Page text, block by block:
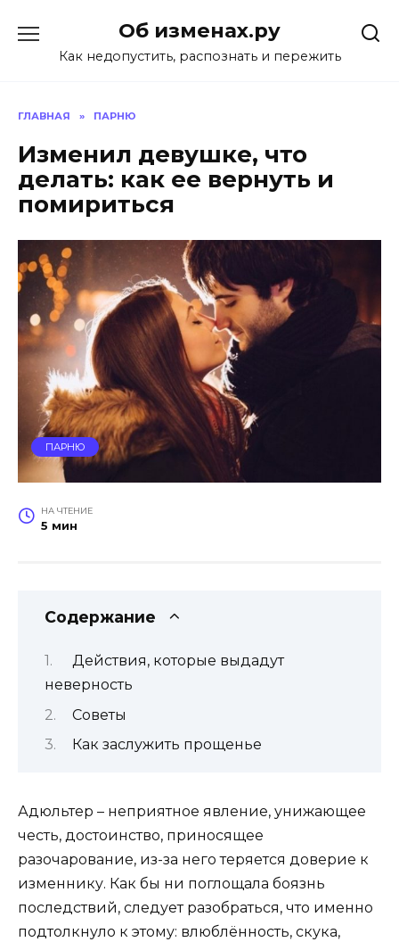
содержанию
Об изменах.ру
Как недопустить, распознать и пережить
ГЛАВНАЯ » ПАРНЮ
Изменил девушке, что
делать: как ее вернуть и
помириться
ПАРНЮ
НА ЧТЕНИЕ
5 мин
Содержание
Действия, которые выдадут
неверность
Советы
Как заслужить прощенье
Адюльтер – неприятное явление, унижающее
честь, достоинство, приносящее
разочарование, из-за него теряется доверие к
изменнику. Как бы ни поглощала боязнь
последствий, следует разобраться, что именно
подтолкнуло к этому: влюблённость, скука,